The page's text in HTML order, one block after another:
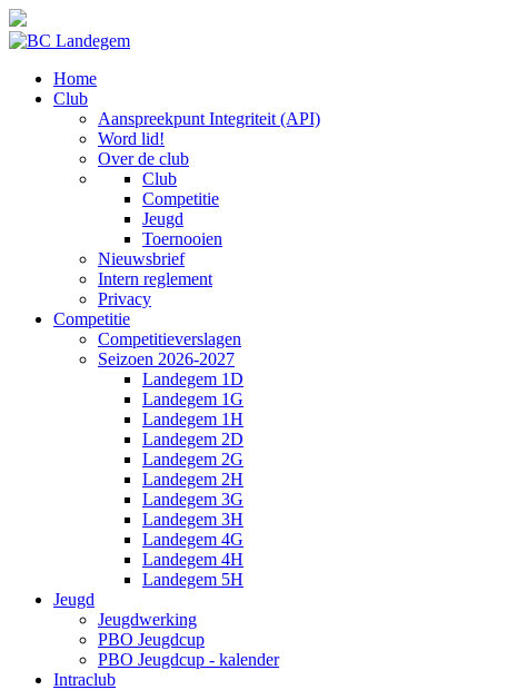
Home
Club
Aanspreekpunt Integriteit (API)
Word lid!
Over de club
Club
Competitie
Jeugd
Toernooien
Nieuwsbrief
Intern reglement
Privacy
Competitie
Competitieverslagen
Seizoen 2026-2027
Landegem 1D
Landegem 1G
Landegem 1H
Landegem 2D
Landegem 2G
Landegem 2H
Landegem 3G
Landegem 3H
Landegem 4G
Landegem 4H
Landegem 5H
Jeugd
Jeugdwerking
PBO Jeugdcup
PBO Jeugdcup - kalender
Intraclub